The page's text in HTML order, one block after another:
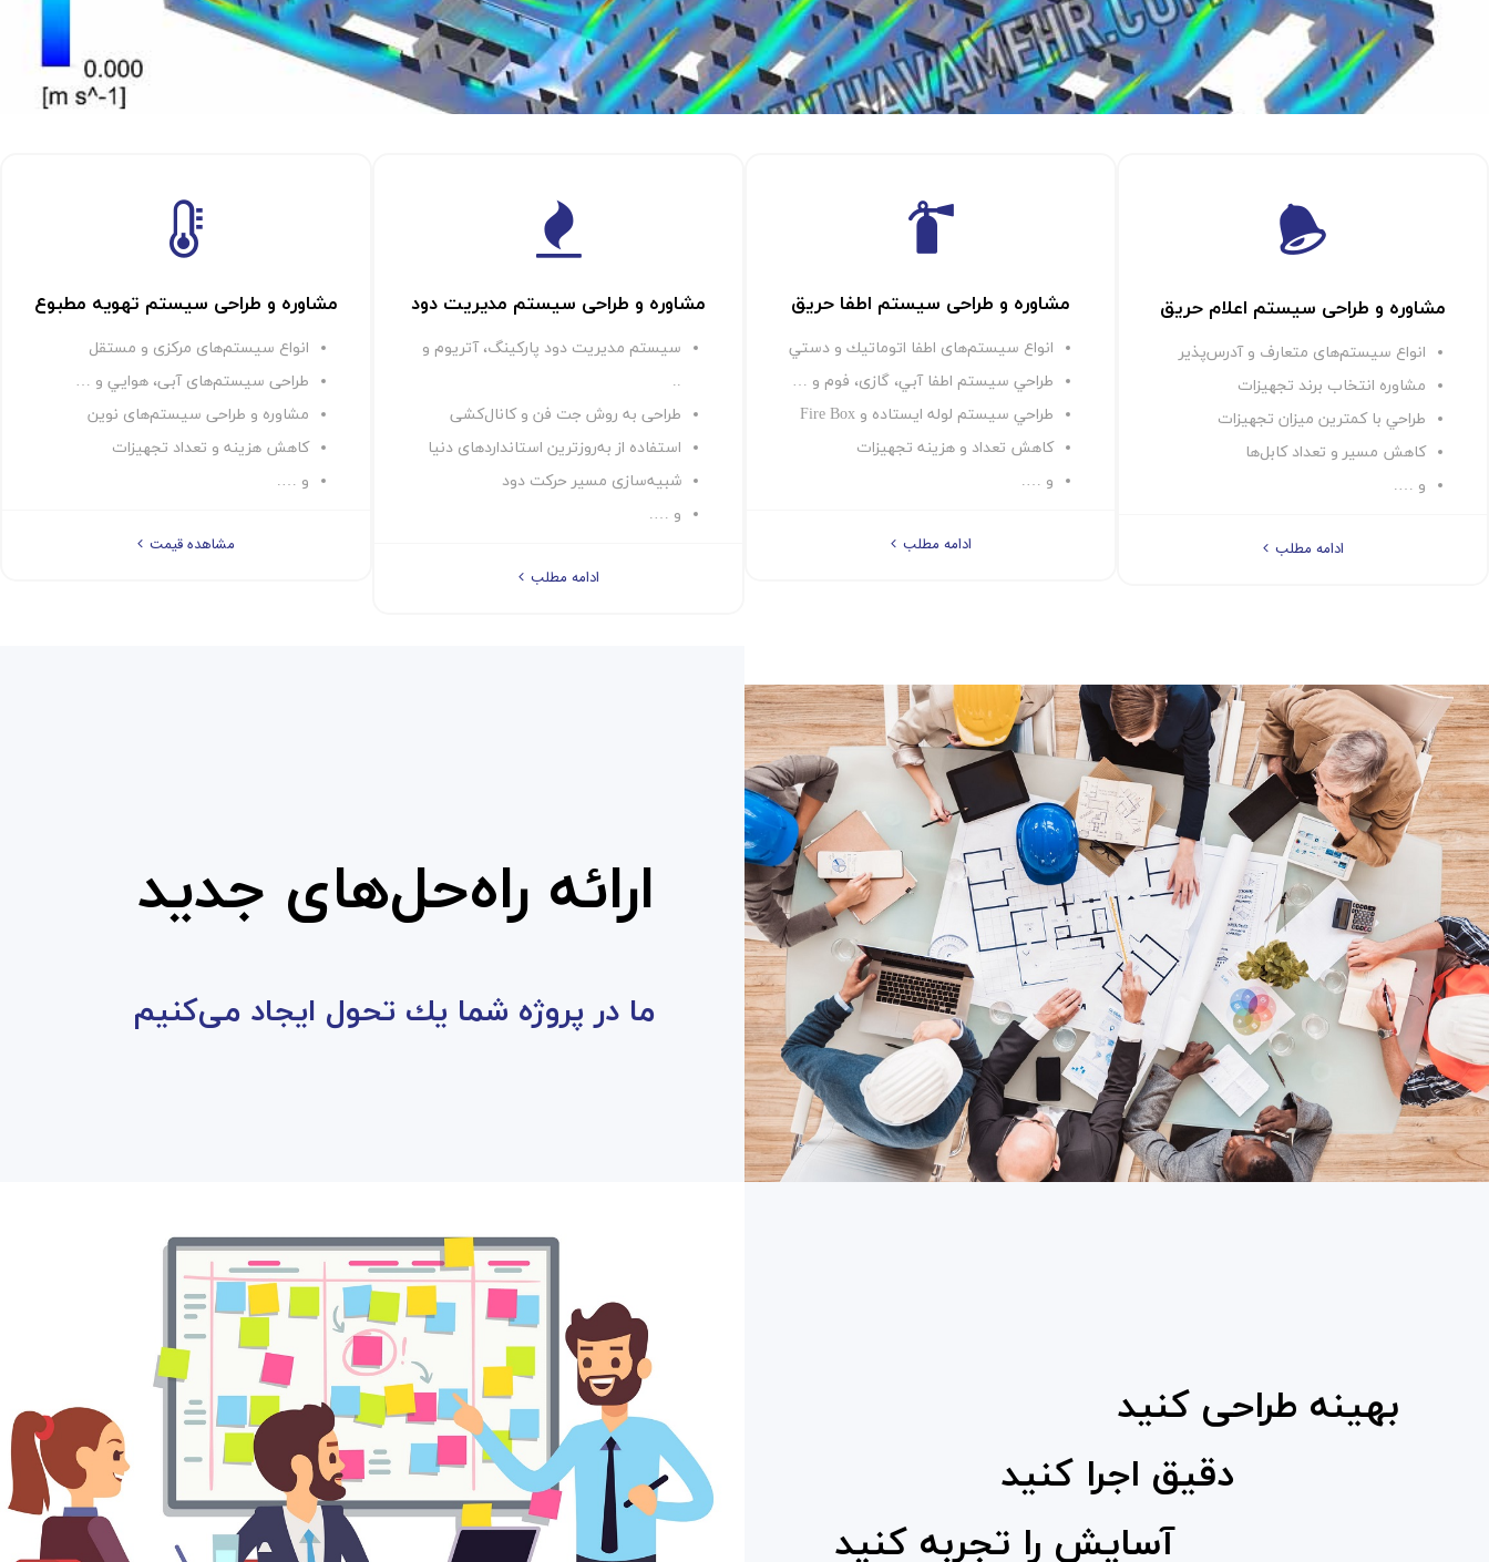
مشاوره و طراحی سیستم اعلام حریق
انواع سيستم‌های متعارف و آدرس‌پذير
مشاوره انتخاب برند تجهيزات
طراحي با كمترين ميزان تجهيزات
كاهش مسير و تعداد كابل‌ها
و ….
ادامه مطلب
مشاوره و طراحی سیستم اطفا حریق
انواع سيستم‌های اطفا اتوماتيك و دستي
طراحي سيستم اطفا آبي، گازی، فوم و …
طراحي سيستم لوله ايستاده و Fire Box
كاهش تعداد و هزينه تجهيزات
و ….
ادامه مطلب
مشاوره و طراحی سیستم مديريت دود
سيستم مديريت دود پاركينگ، آتريوم و
..
طراحی به روش جت فن و كانال‌كشی
استفاده از به‌روزترين استانداردهای دنيا
شبيه‌سازی مسير حركت دود
و ….
ادامه مطلب
مشاوره و طراحی سيستم تهويه مطبوع
انواع سيستم‌های مركزی و مستقل
طراحی سيستم‌های آبی، هوايي و …
مشاوره و طراحی سيستم‌های نوين
كاهش هزينه و تعداد تجهيزات
و ….
مشاهده قیمت
ارائه راه‌حل‌های جديد
ما در پروژه شما يك تحول ايجاد می‌كنيم
بهينه طراحی كنيد
دقيق اجرا كنيد
آسايش را تجربه كنيد